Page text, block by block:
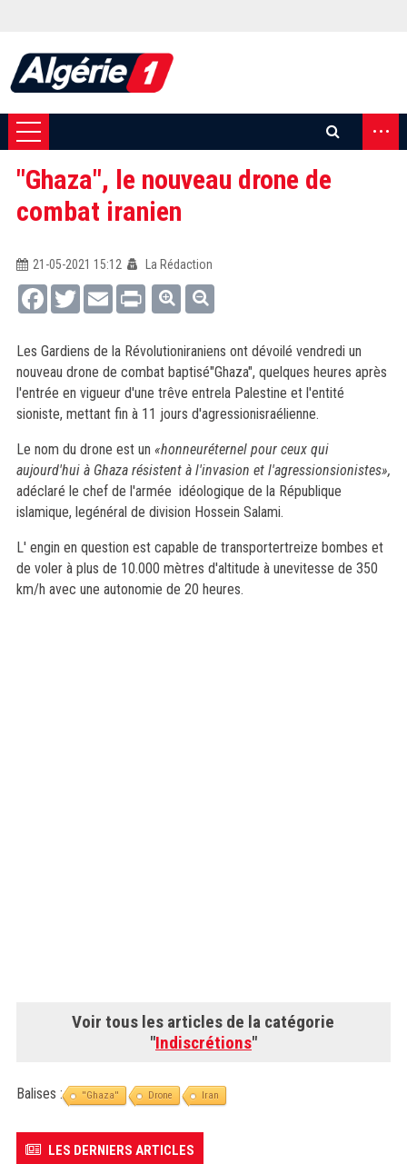
...
"Ghaza", le nouveau drone de
combat iranien
21-05-2021 15:12
La Rédaction
FacebookTwitterEmail Print
Les Gardiens de la Révolutioniraniens ont dévoilé vendredi un
nouveau drone de combat baptisé"Ghaza", quelques heures après
l'entrée en vigueur d'une trêve entrela Palestine et l'entité
sioniste, mettant fin à 11 jours d'agressionisraélienne.
Le nom du drone est un «honneuréternel pour ceux qui
aujourd'hui à Ghaza résistent à l'invasion et l'agressionsionistes»,
adéclaré le chef de l'armée idéologique de la République
islamique, legénéral de division Hossein Salami.
L' engin en question est capable de transportertreize bombes et
de voler à plus de 10.000 mètres d'altitude à unevitesse de 350
km/h avec une autonomie de 20 heures.
Voir tous les articles de la catégorie
"Indiscrétions"
Balises : ''Ghaza'' Drone Iran
LES DERNIERS ARTICLES